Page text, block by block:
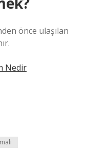
önce ulaşılan
Nedir